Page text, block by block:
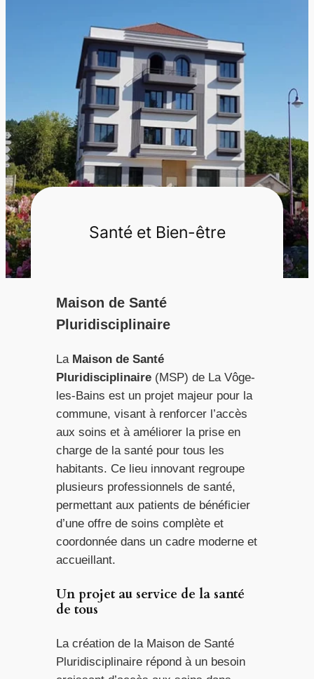
Santé et Bien-être
Maison de Santé
Pluridisciplinaire
La Maison de Santé
Pluridisciplinaire(MSP) de La Vôge-
les-Bains est un projet majeur pour la
commune, visant à renforcer l’accès
aux soins et à améliorer la prise en
charge de la santé pour tous les
habitants. Ce lieu innovant regroupe
plusieurs professionnels de santé,
permettant aux patients de bénéficier
d’une offre de soins complète et
coordonnée dans un cadre moderne et
accueillant.
Un projet au service de la santé
de tous
La création de la Maison de Santé
Pluridisciplinaire répond à un besoin